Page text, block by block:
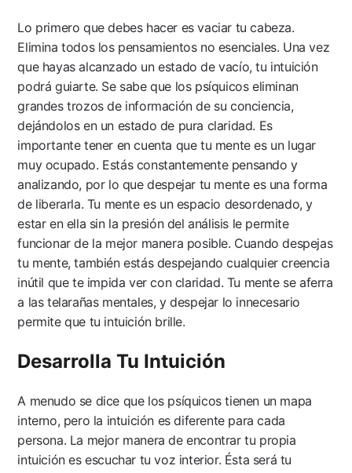
Lo primero que debes hacer es vaciar tu cabeza.
Elimina todos los pensamientos no esenciales. Una vez
que hayas alcanzado un estado de vacío, tu intuición
podrá guiarte. Se sabe que los psíquicos eliminan
grandes trozos de información de su conciencia,
dejándolos en un estado de pura claridad. Es
importante tener en cuenta que tu mente es un lugar
muy ocupado. Estás constantemente pensando y
analizando, por lo que despejar tu mente es una forma
de liberarla. Tu mente es un espacio desordenado, y
estar en ella sin la presión del análisis le permite
funcionar de la mejor manera posible. Cuando despejas
tu mente, también estás despejando cualquier creencia
inútil que te impida ver con claridad. Tu mente se aferra
a las telarañas mentales, y despejar lo innecesario
permite que tu intuición brille.
Desarrolla Tu Intuición
A menudo se dice que los psíquicos tienen un mapa
interno, pero la intuición es diferente para cada
persona. La mejor manera de encontrar tu propia
intuición es escuchar tu voz interior. Ésta será tu